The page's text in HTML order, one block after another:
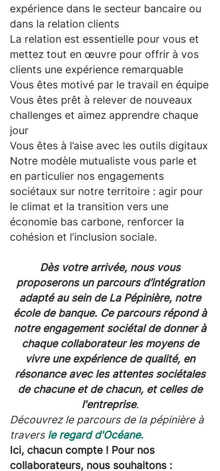
expérience dans le secteur bancaire ou
dans la relation clients
La relation est essentielle pour vous et
mettez tout en œuvre pour offrir à vos
clients une expérience remarquable
Vous êtes motivé par le travail en équipe
Vous êtes prêt à relever de nouveaux
challenges et aimez apprendre chaque
jour
Vous êtes à l’aise avec les outils digitaux
Notre modèle mutualiste vous parle et
en particulier nos engagements
sociétaux sur notre territoire : agir pour
le climat et la transition vers une
économie bas carbone, renforcer la
cohésion et l’inclusion sociale.
Dès votre arrivée, nous vous
proposerons un parcours d’intégration
adapté au sein de La Pépinière, notre
école de banque. Ce parcours répond à
notre engagement sociétal de donner à
chaque collaborateur les moyens de
vivre une expérience de qualité, en
résonance avec les attentes sociétales
de chacune et de chacun, et celles de
l'entreprise.
Découvrez le parcours de la pépinière à
travers le regard d'Océane.
Ici, chacun compte ! Pour nos
collaborateurs, nous souhaitons :